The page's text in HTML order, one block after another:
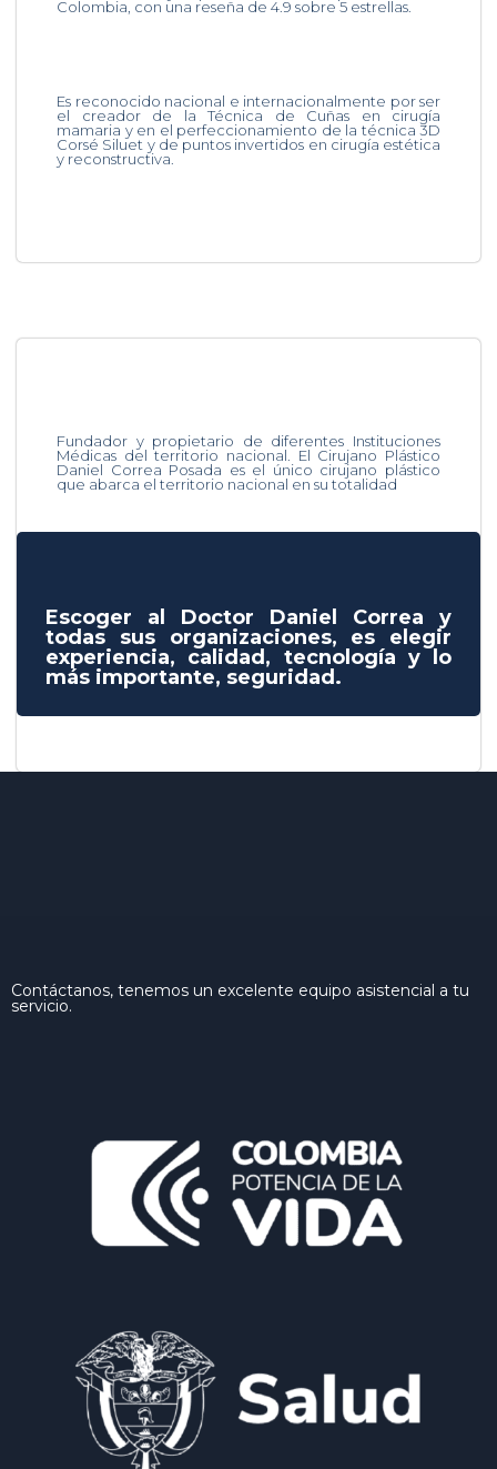
Colombia, con una reseña de 4.9 sobre 5 estrellas.
Es reconocido nacional e internacionalmente por ser
el creador de la Técnica de Cuñas en cirugía
mamaria y en el perfeccionamiento de la técnica 3D
Corsé Siluet y de puntos invertidos en cirugía estética
y reconstructiva.
Fundador y propietario de diferentes Instituciones
Médicas del territorio nacional. El Cirujano Plástico
Daniel Correa Posada es el único cirujano plástico
que abarca el territorio nacional en su totalidad
Escoger al Doctor Daniel Correa y
todas sus organizaciones, es elegir
experiencia, calidad, tecnología y lo
más importante, seguridad.
Contáctanos, tenemos un excelente equipo asistencial a tu
servicio.